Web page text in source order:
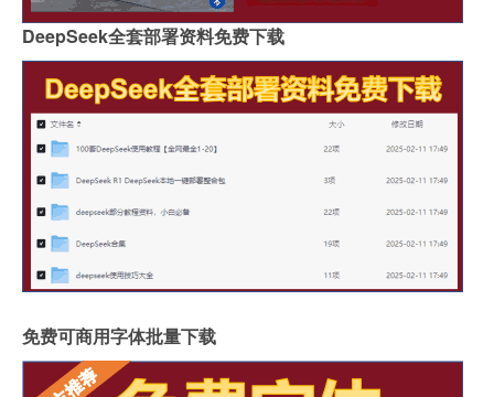
DeepSeek全套部署资料免费下载
免费可商用字体批量下载